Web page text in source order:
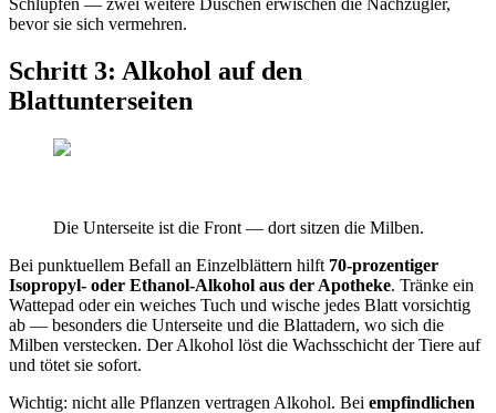
Schlüpfen — zwei weitere Duschen erwischen die Nachzügler,
bevor sie sich vermehren.
Schritt 3: Alkohol auf den
Blattunterseiten
Die Unterseite ist die Front — dort sitzen die Milben.
Bei punktuellem Befall an Einzelblättern hilft 70-prozentiger
Isopropyl- oder Ethanol-Alkohol aus der Apotheke. Tränke ein
Wattepad oder ein weiches Tuch und wische jedes Blatt vorsichtig
ab — besonders die Unterseite und die Blattadern, wo sich die
Milben verstecken. Der Alkohol löst die Wachsschicht der Tiere auf
und tötet sie sofort.
Wichtig: nicht alle Pflanzen vertragen Alkohol. Bei empfindlichen